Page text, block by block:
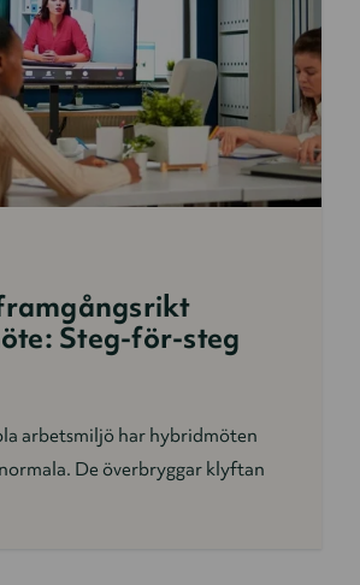
Steg-för-steg
arbetsmiljö har hybridmöten
De överbryggar klyftan